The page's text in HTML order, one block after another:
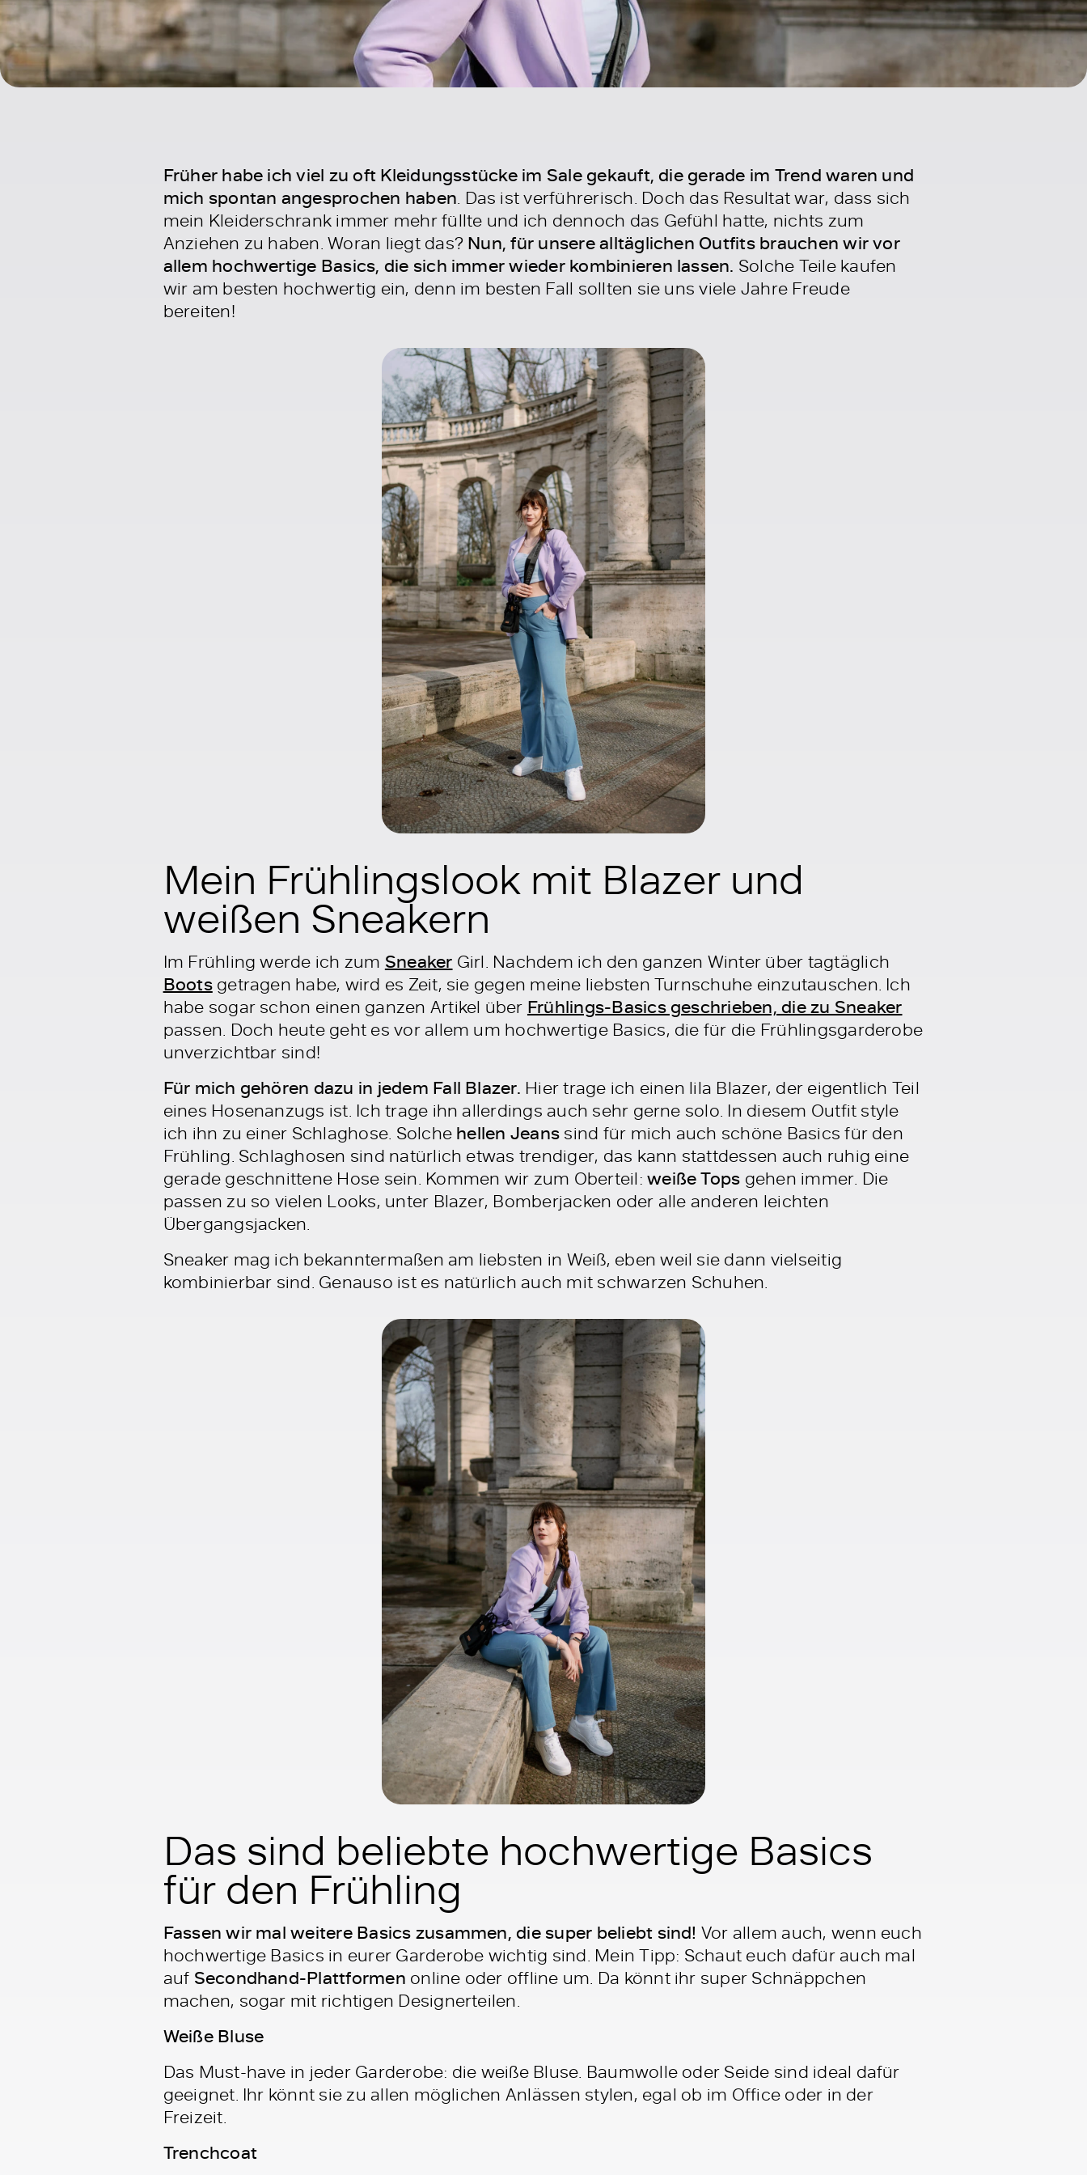
Früher habe ich viel zu oft Kleidungsstücke im Sale gekauft, die gerade im Trend waren und
mich spontan angesprochen haben. Das ist verführerisch. Doch das Resultat war, dass sich
mein Kleiderschrank immer mehr füllte und ich dennoch das Gefühl hatte, nichts zum
Anziehen zu haben. Woran liegt das? Nun, für unsere alltäglichen Outfits brauchen wir vor
allem hochwertige Basics, die sich immer wieder kombinieren lassen. Solche Teile kaufen
wir am besten hochwertig ein, denn im besten Fall sollten sie uns viele Jahre Freude
bereiten!
Mein Frühlingslook mit Blazer und
weißen Sneakern
Im Frühling werde ich zum Sneaker Girl. Nachdem ich den ganzen Winter über tagtäglich
Bootsgetragen habe, wird es Zeit, sie gegen meine liebsten Turnschuhe einzutauschen. Ich
habe sogar schon einen ganzen Artikel über Frühlings-Basics geschrieben, die zu Sneaker
passen. Doch heute geht es vor allem um hochwertige Basics, die für die Frühlingsgarderobe
unverzichtbar sind!
Für mich gehören dazu in jedem Fall Blazer. Hier trage ich einen lila Blazer, der eigentlich Teil
eines Hosenanzugs ist. Ich trage ihn allerdings auch sehr gerne solo. In diesem Outfit style
ich ihn zu einer Schlaghose. Solche hellen Jeans sind für mich auch schöne Basics für den
Frühling. Schlaghosen sind natürlich etwas trendiger, das kann stattdessen auch ruhig eine
gerade geschnittene Hose sein. Kommen wir zum Oberteil:weiße Tops gehen immer. Die
passen zu so vielen Looks, unter Blazer, Bomberjacken oder alle anderen leichten
Übergangsjacken.
Sneaker mag ich bekanntermaßen am liebsten in Weiß, eben weil sie dann vielseitig
kombinierbar sind. Genauso ist es natürlich auch mit schwarzen Schuhen.
Das sind beliebte hochwertige Basics
für den Frühling
Fassen wir mal weitere Basics zusammen, die super beliebt sind! Vor allem auch, wenn euch
hochwertige Basics in eurer Garderobe wichtig sind. Mein Tipp: Schaut euch dafür auch mal
auf Secondhand-Plattformen online oder offline um. Da könnt ihr super Schnäppchen
machen, sogar mit richtigen Designerteilen.
Weiße Bluse
Das Must-have in jeder Garderobe: die weiße Bluse. Baumwolle oder Seide sind ideal dafür
geeignet. Ihr könnt sie zu allen möglichen Anlässen stylen, egal ob im Office oder in der
Freizeit.
Trenchcoat